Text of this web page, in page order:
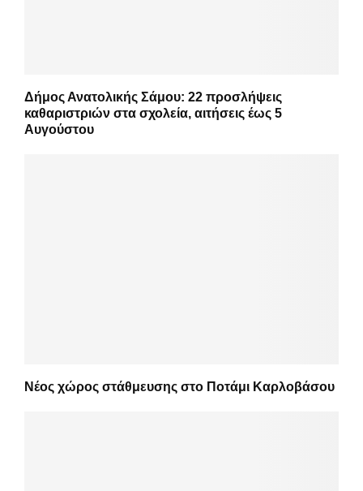
Δήμος Ανατολικής Σάμου: 22 προσλήψεις
καθαριστριών στα σχολεία, αιτήσεις έως 5
Αυγούστου
Νέος χώρος στάθμευσης στο Ποτάμι Καρλοβάσου